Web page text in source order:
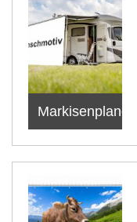
Markisenplanen